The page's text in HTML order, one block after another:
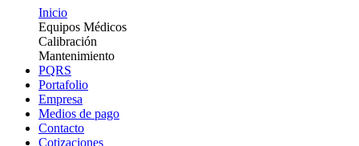
Inicio
Equipos Médicos
Calibración
Mantenimiento
PQRS
Portafolio
Empresa
Medios de pago
Contacto
Cotizaciones